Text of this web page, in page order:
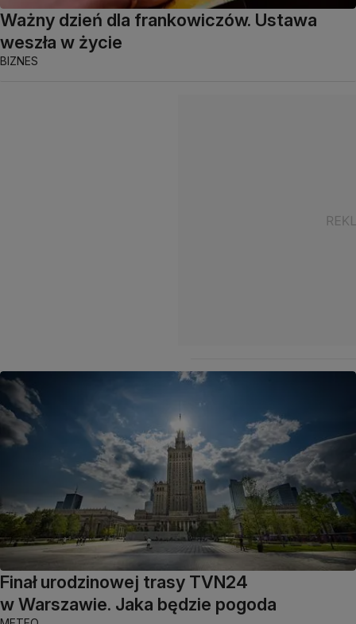
Ważny dzień dla frankowiczów. Ustawa
weszła w życie
BIZNES
Finał urodzinowej trasy TVN24
w Warszawie. Jaka będzie pogoda